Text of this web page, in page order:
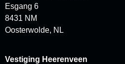
Esgang 6
8431 NM
Oosterwolde, NL
Vestiging Heerenveen